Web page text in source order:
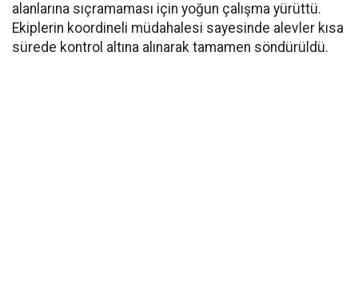
alanlarına sıçramaması için yoğun çalışma yürüttü.
Ekiplerin koordineli müdahalesi sayesinde alevler kısa
sürede kontrol altına alınarak tamamen söndürüldü.